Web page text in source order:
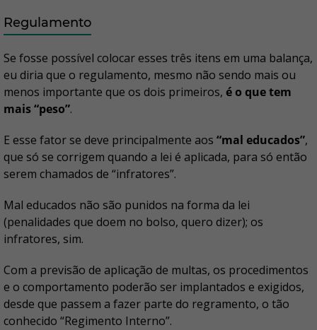
Regulamento
Se fosse possível colocar esses três itens em uma balança,
eu diria que o regulamento, mesmo não sendo mais ou
menos importante que os dois primeiros, é o que tem
mais “peso”.
E esse fator se deve principalmente aos “mal educados”,
que só se corrigem quando a lei é aplicada, para só então
serem chamados de “infratores”.
Mal educados não são punidos na forma da lei
(penalidades que doem no bolso, quero dizer); os
infratores, sim.
Com a previsão de aplicação de multas, os procedimentos
e o comportamento poderão ser implantados e exigidos,
desde que passem a fazer parte do regramento, o tão
conhecido “Regimento Interno”.